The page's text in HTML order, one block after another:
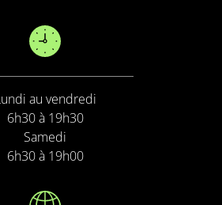
au vendredi
6h30 à 19h30
Samedi
6h30 à 19h00